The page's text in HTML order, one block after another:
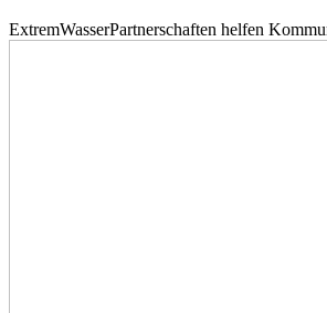
ExtremWasserPartnerschaften helfen